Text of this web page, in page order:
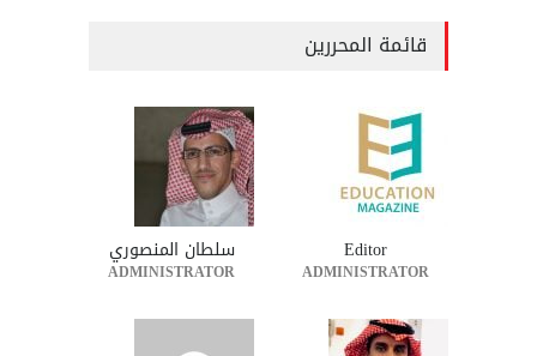
قائمة المحررين
Editor
ADMINISTRATOR
سلطان المنصوري
ADMINISTRATOR